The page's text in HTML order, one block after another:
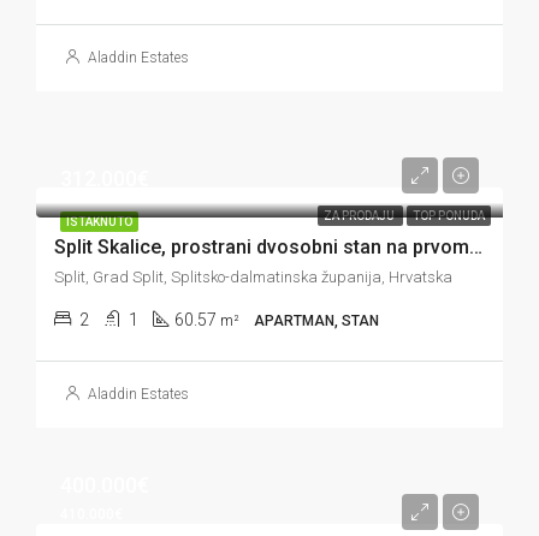
Aladdin Estates
ISTAKNUTO ZA PRODAJU TOP PONUDA
Split Skalice, prostrani dvosobni stan na prvom katu, 60 m2
Split, Grad Split, Splitsko-dalmatinska županija, Hrvatska
2 1 60.57 m² APARTMAN, STAN
Aladdin Estates